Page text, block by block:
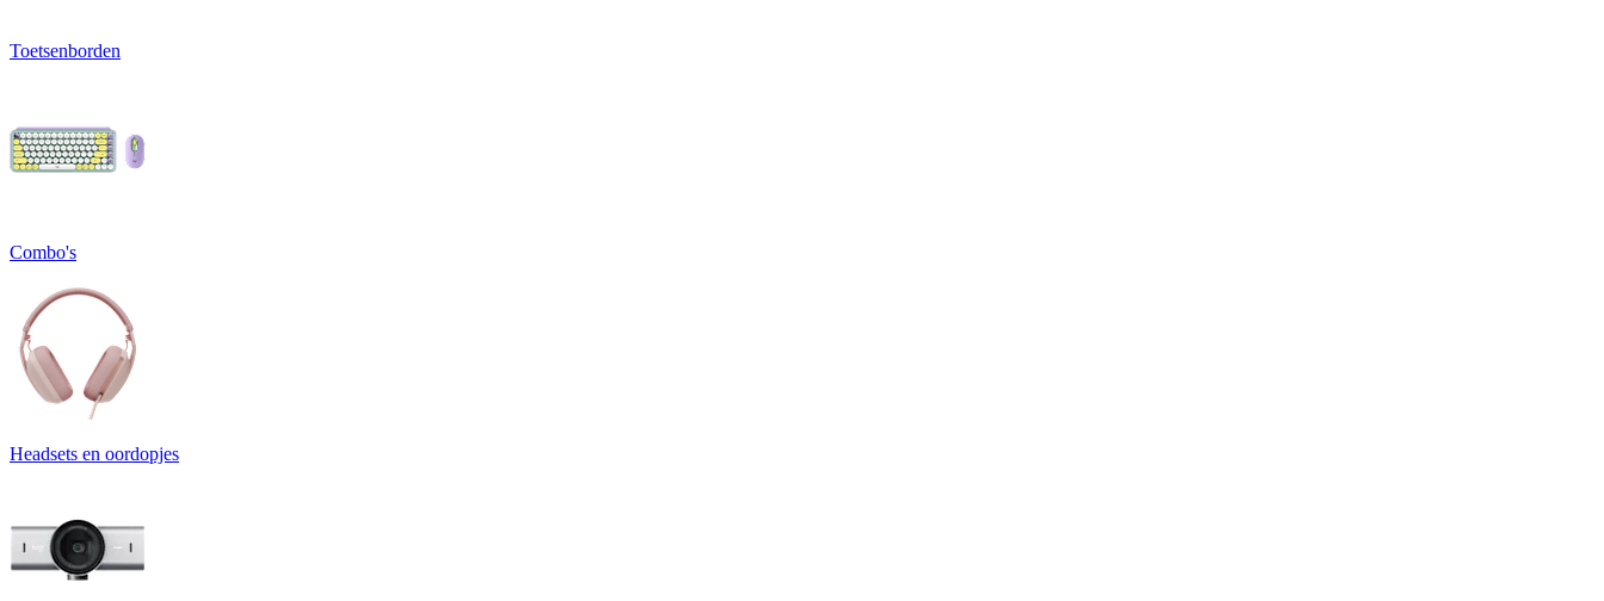
Toetsenborden
Combo's
Headsets en oordopjes